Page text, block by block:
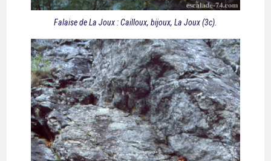
Falaise de La Joux : Cailloux, bijoux, La Joux (3c).